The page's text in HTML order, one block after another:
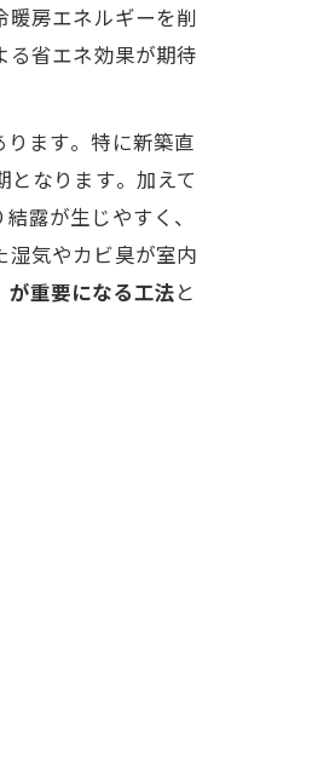
暖房エネルギーを削
省エネ効果が期待
ります​​。特に新築直
なります​​。加えて
露が生じやすく、
気やカビ臭が室内
重要になる工法と